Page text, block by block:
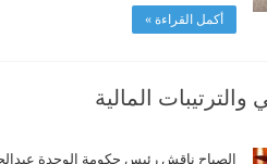
أكمل القراءة »
المالية
الصباح ناقش رئيس حكومة الوحدة